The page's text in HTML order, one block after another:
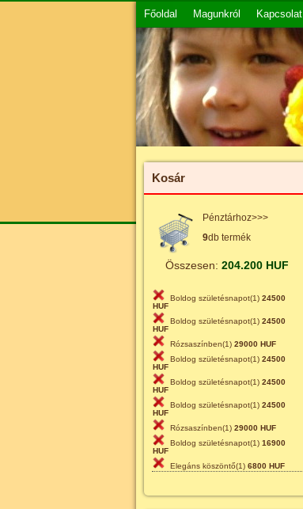
Főoldal Magunkról Kapcsolat
Kosár
Pénztárhoz>>>
9db termék
Összesen: 204.200 HUF
Boldog születésnapot(1) 24500
HUF
Boldog születésnapot(1) 24500
HUF
Rózsaszínben(1) 29000 HUF
Boldog születésnapot(1) 24500
HUF
Boldog születésnapot(1) 24500
HUF
Boldog születésnapot(1) 24500
HUF
Rózsaszínben(1) 29000 HUF
Boldog születésnapot(1) 16900
HUF
Elegáns köszöntő(1) 6800 HUF